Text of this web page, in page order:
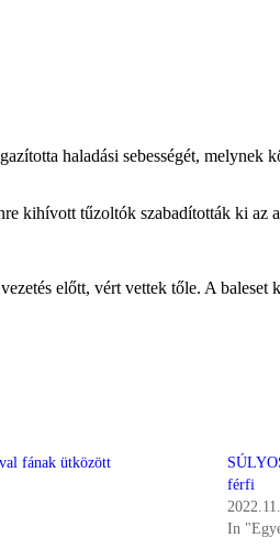
haladási sebességét,
kihívott tűzoltók szabadították ki az
előtt, vért vettek tőle. A
fának ütközött
férfi
In